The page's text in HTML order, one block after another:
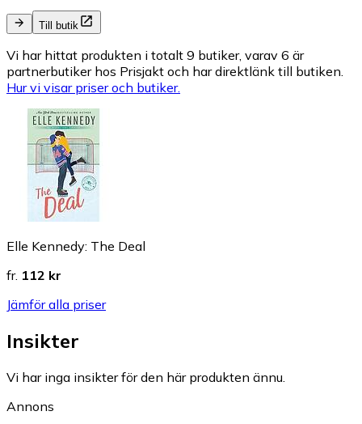
Till butik
Vi har hittat produkten i totalt 9 butiker, varav 6 är
partnerbutiker hos Prisjakt och har direktlänk till butiken.
Hur vi visar priser och butiker.
Elle Kennedy: The Deal
fr. 112 kr
Jämför alla priser
Insikter
Vi har inga insikter för den här produkten ännu.
Annons